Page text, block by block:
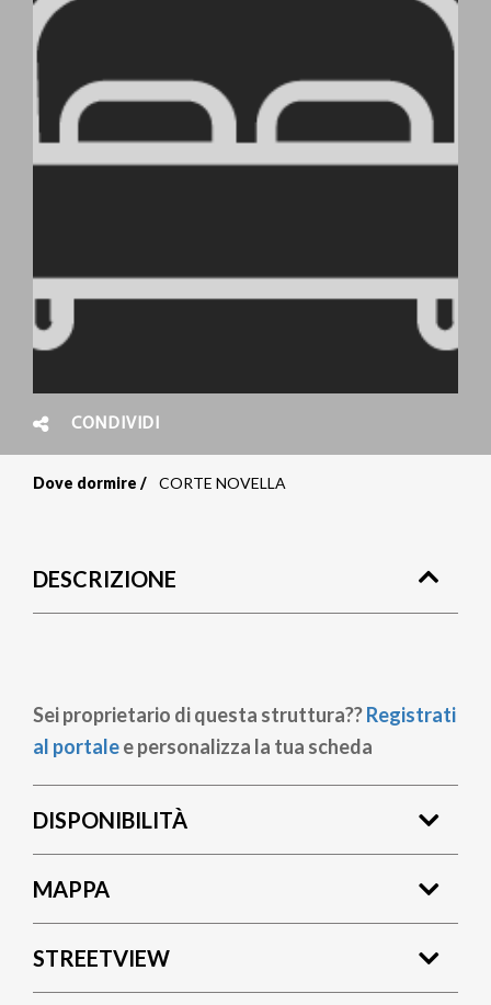
CONDIVIDI
pane
Dove dormire CORTE NOVELLA
DESCRIZIONE
Sei proprietario di questa struttura??Registrati
al portalee personalizza la tua scheda
DISPONIBILITÀ
MAPPA
STREETVIEW